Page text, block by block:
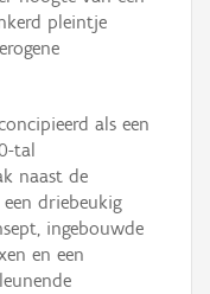
pleintje
als een
tal
naast de
driebeukig
ingebouwde
en een